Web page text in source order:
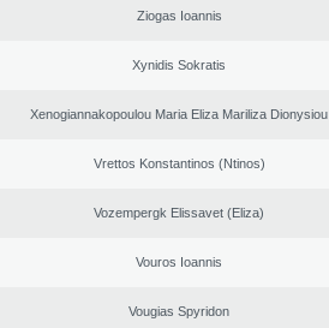
Ziogas Ioannis
Xynidis Sokratis
Xenogiannakopoulou Maria Eliza Mariliza Dionysiou
Vrettos Konstantinos (Ntinos)
Vozempergk Elissavet (Eliza)
Vouros Ioannis
Vougias Spyridon